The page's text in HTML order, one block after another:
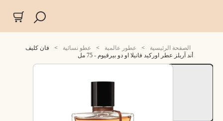
الصفحة الرئيسية > عطور عالمية > عطو نسائية >
فان كليف
أند آربلز عطر اوركيد فانيلا او دو بيرفيوم - 75 مل